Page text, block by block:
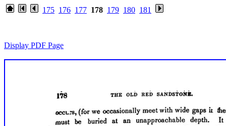
175 176 177 178 179 180 181
Display PDF Page